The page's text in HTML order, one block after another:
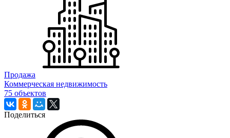
Продажа
Коммерческая недвижимость
75 объектов
Поделиться